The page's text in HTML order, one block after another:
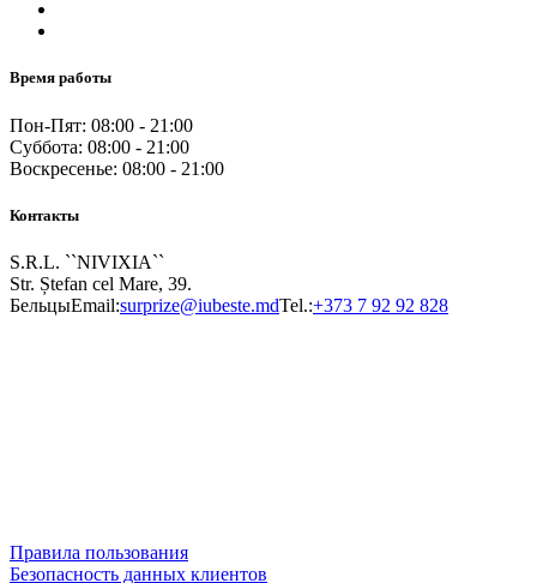
Время работы
Пон-Пят: 08:00 - 21:00
Суббота: 08:00 - 21:00
Воскресенье: 08:00 - 21:00
Контакты
S.R.L. ``NIVIXIA``
Str. Ștefan cel Mare, 39.
БельцыEmail:surprize@iubeste.mdTel.:+373 7 92 92 828
Правила пользования
Безопасность данных клиентов